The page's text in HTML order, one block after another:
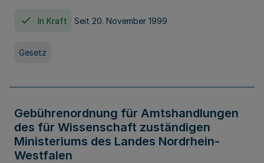
In Kraft Seit 20. November 1999
Gesetz
Gebührenordnung für Amtshandlungen
des für Wissenschaft zuständigen
Ministeriums des Landes Nordrhein-
Westfalen